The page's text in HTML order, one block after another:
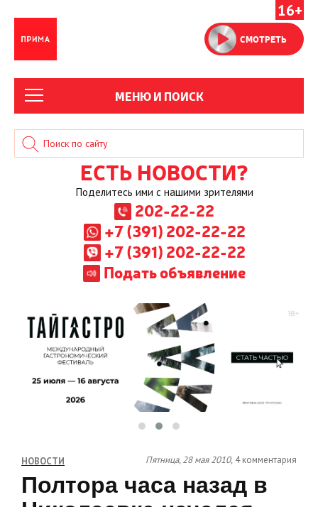
16+
СМОТРЕТЬ
МЕНЮ И ПОИСК
ЕСТЬ НОВОСТИ?
Поделитесь ими с нашими зрителями
202-22-22
+7 (391) 202-22-22
+7 (391) 202-22-22
Подать объявление
НОВОСТИ Пятница, 28 мая 2010, 4 комментария
Полтора часа назад в